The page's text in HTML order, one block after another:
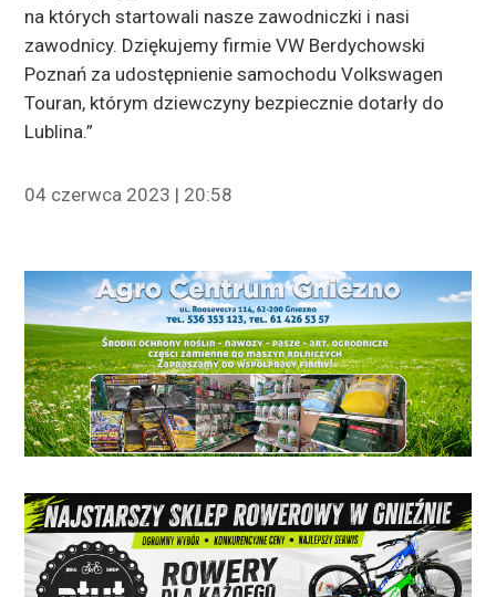
na których startowali nasze zawodniczki i nasi
zawodnicy. Dziękujemy firmie VW Berdychowski
Poznań za udostępnienie samochodu Volkswagen
Touran, którym dziewczyny bezpiecznie dotarły do
Lublina.”
04 czerwca 2023 | 20:58